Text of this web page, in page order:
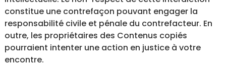
constitue une contrefaçon pouvant engager la
responsabilité civile et pénale du contrefacteur. En
outre, les propriétaires des Contenus copiés
pourraient intenter une action en justice à votre
encontre.